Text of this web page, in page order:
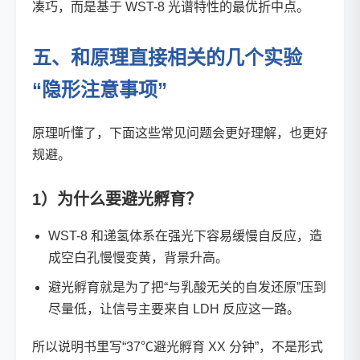
凑巧，而是基于 WST-8 光谱特性的最优折中点。
五、和原理直接相关的几个实验
“隐形注意事项”
原理听懂了，下面这些常见问题会更好理解，也更好
规避。
1）为什么要避光孵育？
WST-8 和递氢体系在强光下容易缓慢自反应，造
成空白孔慢慢变黄，背景升高。
避光孵育就是为了把“与乳酸无关的自发还原”压到
尽量低，让信号主要来自 LDH 反应这一路。
所以说明书里写“37℃避光孵育 XX 分钟”，不是形式